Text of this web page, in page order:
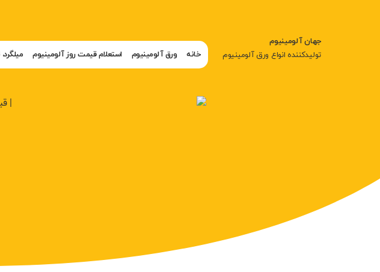
جهان آلومینیوم
تولیدکننده انواع ورق آلومینیوم
خانه ورق آلومینیوم استعلام قیمت روز آلومینیوم